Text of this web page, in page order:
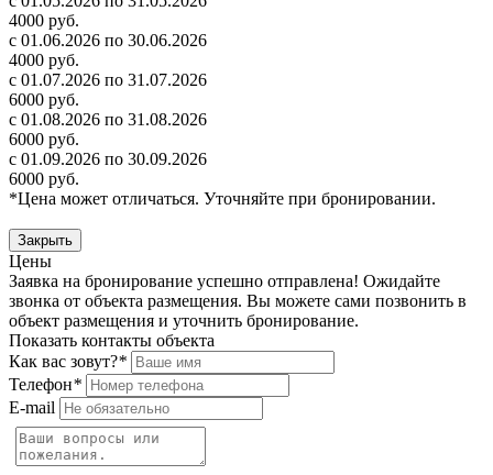
4000 руб.
с 01.06.2026 по 30.06.2026
4000 руб.
с 01.07.2026 по 31.07.2026
6000 руб.
с 01.08.2026 по 31.08.2026
6000 руб.
с 01.09.2026 по 30.09.2026
6000 руб.
*Цена может отличаться. Уточняйте при бронировании.
Закрыть
Цены
Заявка на бронирование успешно отправлена! Ожидайте
звонка от объекта размещения. Вы можете сами позвонить в
объект размещения и уточнить бронирование.
Показать контакты объекта
Как вас зовут?*
Телефон*
E-mail